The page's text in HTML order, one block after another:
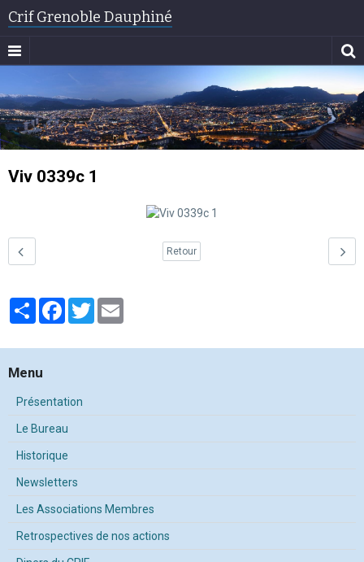
Crif Grenoble Dauphiné
Viv 0339c 1
Retour
PartagerFacebook
Twitter
Menu
Présentation
Le Bureau
Historique
Newsletters
Les Associations Membres
Retrospectives de nos actions